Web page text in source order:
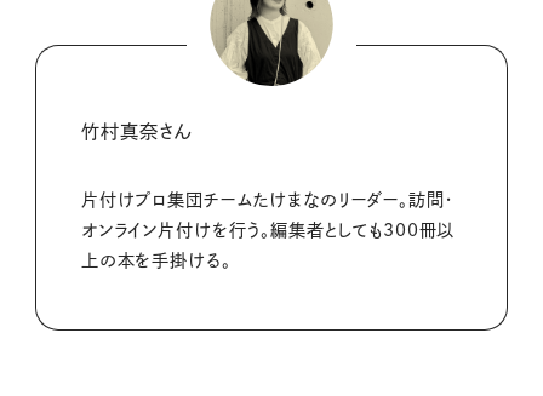
竹村真奈さん
片付けプロ集団チームたけまなのリーダー。訪問・
オンライン片付けを行う。編集者としても300冊以
上の本を手掛ける。